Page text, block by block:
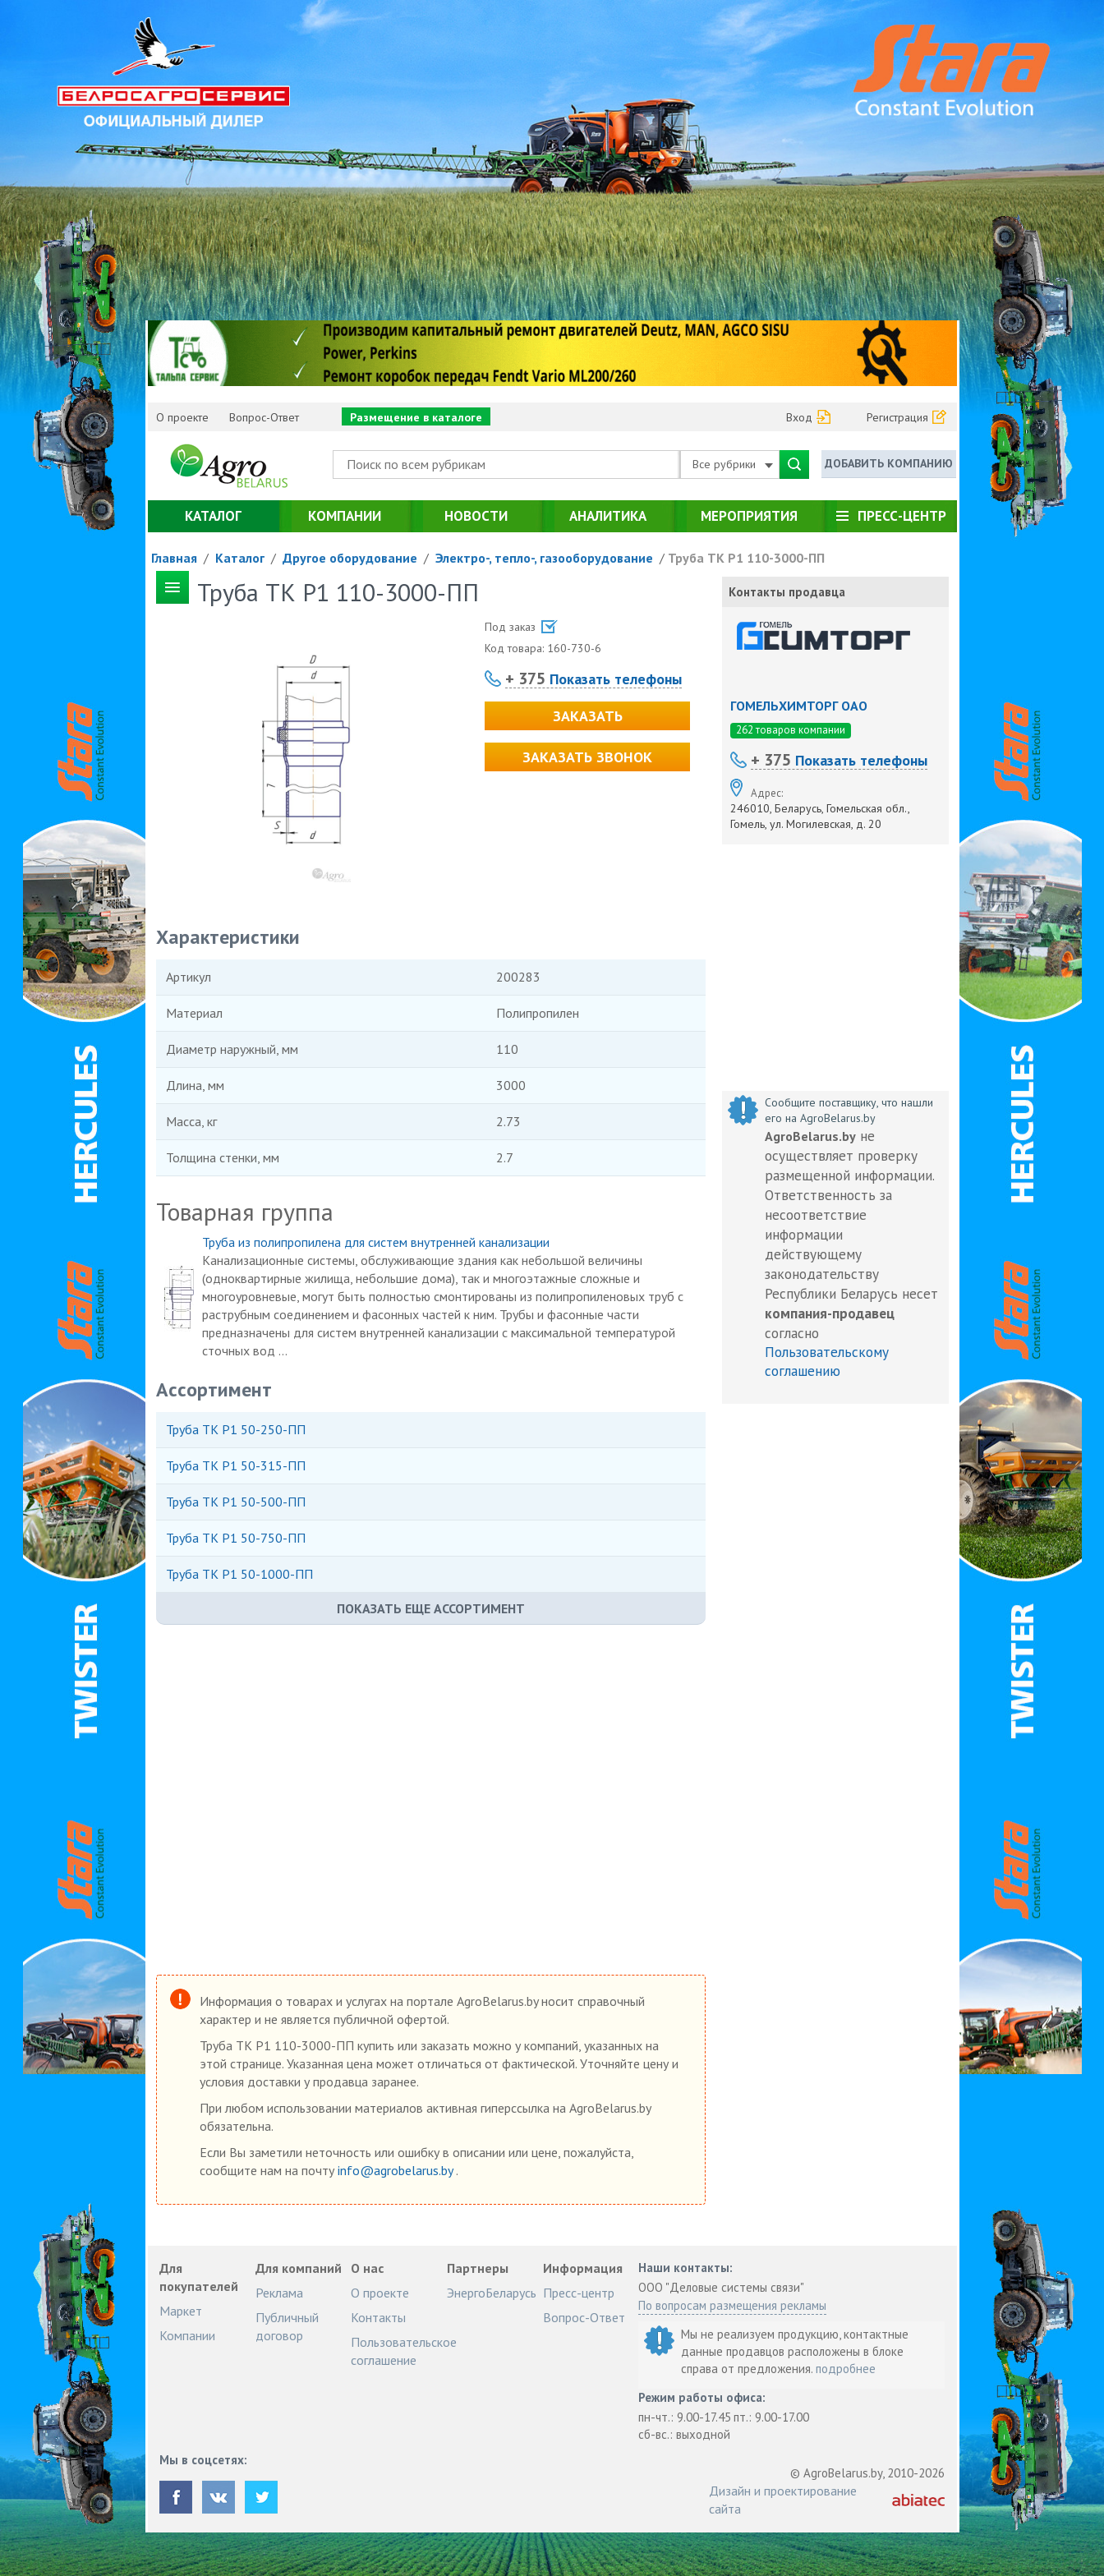
О проекте Вопрос-Ответ Размещение в каталоге Вход Регистрация
Все рубрики ДОБАВИТЬ КОМПАНИЮ
КАТАЛОГ КОМПАНИИ НОВОСТИ АНАЛИТИКА МЕРОПРИЯТИЯ ПРЕСС-ЦЕНТР
Главная / Каталог / Другое оборудование / Электро-, тепло-, газооборудование / Труба ТК Р1 110-3000-ПП
Труба ТК Р1 110-3000-ПП
Под заказ
Код товара: 160-730-6
+ 375 Показать телефоны
ЗАКАЗАТЬ
ЗАКАЗАТЬ ЗВОНОК
Характеристики
Артикул 200283
Материал Полипропилен
Диаметр наружный, мм 110
Длина, мм 3000
Масса, кг 2.73
Толщина стенки, мм 2.7
Товарная группа
Труба из полипропилена для систем внутренней канализации
Канализационные системы, обслуживающие здания как небольшой величины
(одноквартирные жилища, небольшие дома), так и многоэтажные сложные и
многоуровневые, могут быть полностью смонтированы из полипропиленовых труб с
раструбным соединением и фасонных частей к ним. Трубы и фасонные части
предназначены для систем внутренней канализации с максимальной температурой
сточных вод ...
Ассортимент
Труба ТК Р1 50-250-ПП
Труба ТК Р1 50-315-ПП
Труба ТК Р1 50-500-ПП
Труба ТК Р1 50-750-ПП
Труба ТК Р1 50-1000-ПП
ПОКАЗАТЬ ЕЩЕ АССОРТИМЕНТ
Контакты продавца
ГОМЕЛЬХИМТОРГ ОАО
262 товаров компании
+ 375 Показать телефоны
Адрес:
246010, Беларусь, Гомельская обл.,
Гомель, ул. Могилевская, д. 20
Сообщите поставщику, что нашли
его на AgroBelarus.by
AgroBelarus.by не
осуществляет проверку
размещенной информации.
Ответственность за
несоответствие
информации
действующему
законодательству
Республики Беларусь несет
компания-продавец
согласно
Пользовательскому
соглашению
Информация о товарах и услугах на портале AgroBelarus.by носит справочный
характер и не является публичной офертой.
Труба ТК Р1 110-3000-ПП купить или заказать можно у компаний, указанных на
этой странице. Указанная цена может отличаться от фактической. Уточняйте цену и
условия доставки у продавца заранее.
При любом использовании материалов активная гиперссылка на AgroBelarus.by
обязательна.
Если Вы заметили неточность или ошибку в описании или цене, пожалуйста,
сообщите нам на почту info@agrobelarus.by.
Для
покупателей
Маркет
Компании
Для компаний
Реклама
Публичный
договор
О нас
О проекте
Контакты
Пользовательское
соглашение
Партнеры
ЭнергоБеларусь
Информация
Пресс-центр
Вопрос-Ответ
Наши контакты:
ООО "Деловые системы связи"
По вопросам размещения рекламы
Мы не реализуем продукцию, контактные
данные продавцов расположены в блоке
справа от предложения.подробнее
Режим работы офиса:
пн-чт.: 9.00-17.45 пт.: 9.00-17.00
сб-вс.: выходной
Мы в соцсетях:
© AgroBelarus.by, 2010-2026
Дизайн и проектирование
сайта